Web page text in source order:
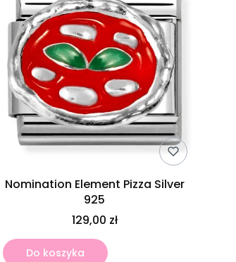
Nomination Element Pizza Silver
925
129,00 zł
Do koszyka